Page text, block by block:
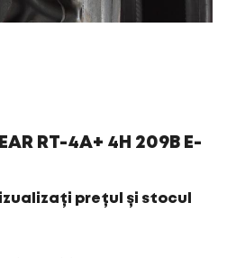
RT-4A+ 4H 209B E-
prețul și stocul